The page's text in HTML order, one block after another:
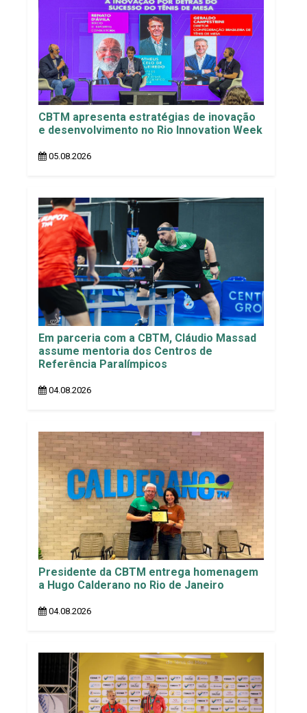
CBTM apresenta estratégias de inovação
e desenvolvimento no Rio Innovation Week
05.08.2026
Em parceria com a CBTM, Cláudio Massad
assume mentoria dos Centros de
Referência Paralímpicos
04.08.2026
Presidente da CBTM entrega homenagem
a Hugo Calderano no Rio de Janeiro
04.08.2026